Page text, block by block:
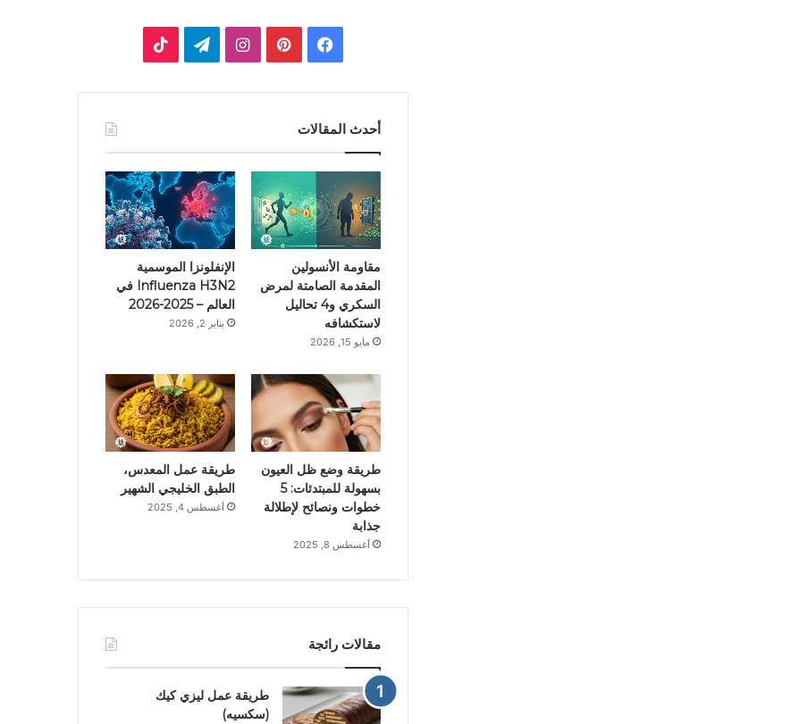
ب
ك
ب
ت
ي
ر
س
ا
ت
ق
ر
ا
م
ق
ر
ا
م
k
T
o
أحدث المقالات
مقاومة الأنسولين
المقدمة الصامتة لمرض
السكري و4 تحاليل
لاستكشافه
مايو 15, 2026
الإنفلونزا الموسمية
Influenza H3N2 في
العالم – 2025-2026
يناير 2, 2026
طريقة وضع ظل العيون
بسهولة للمبتدئات: 5
خطوات ونصائح لإطلالة
جذابة
أغسطس 8, 2025
طريقة عمل المعدس،
الطبق الخليجي الشهير
أغسطس 4, 2025
مقالات رائجة
طريقة عمل ليزي كيك
(سكسيه)